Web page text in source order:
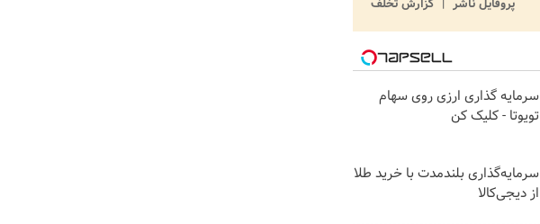
پروفایل ناشر
گزارش تخلف
سرمایه گذاری ارزی روی سهام
تویوتا - کلیک کن
سرمایه‌گذاری بلندمدت با خرید طلا
از دیجی‌کالا